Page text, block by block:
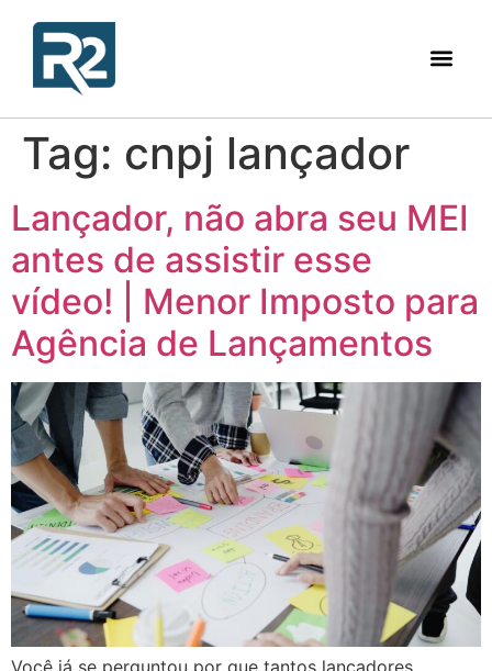
Tag: cnpj lançador
Lançador, não abra seu MEI
antes de assistir esse
vídeo! | Menor Imposto para
Agência de Lançamentos
Você já se perguntou por que tantos lançadores